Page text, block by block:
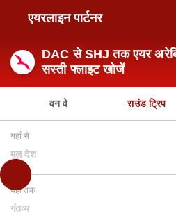
एयरलाइन पार्टनर
DAC से SHJ तक एयर
सस्ती फ्लाइट खोजें
वन वे राउंड ट्रिप
यहाँ से
मूल देश
यहाँ तक
गंतव्य